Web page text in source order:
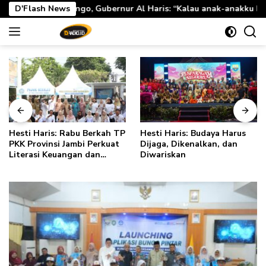
Langsung
ke
konten
D'Flash News
Al Haris: “Kalau anak-anakku bisa jaga diri, 60% masa
Hesti Haris: Rabu Berkah TP
PKK Provinsi Jambi Perkuat
Literasi Keuangan dan
Hesti Haris: Budaya Harus
Dijaga, Dikenalkan, dan
Diwariskan